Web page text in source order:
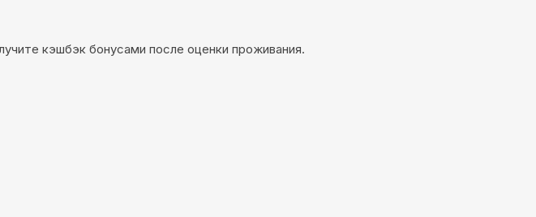
кэшбэк бонусами после оценки проживания.